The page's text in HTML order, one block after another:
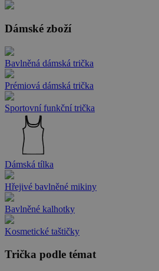
Dámské zboží
Bavlněná dámská trička
Prémiová dámská trička
Sportovní funkční trička
Dámská tílka
Hřejivé bavlněné mikiny
Bavlněné kalhotky
Kosmetické taštičky
Trička podle témat